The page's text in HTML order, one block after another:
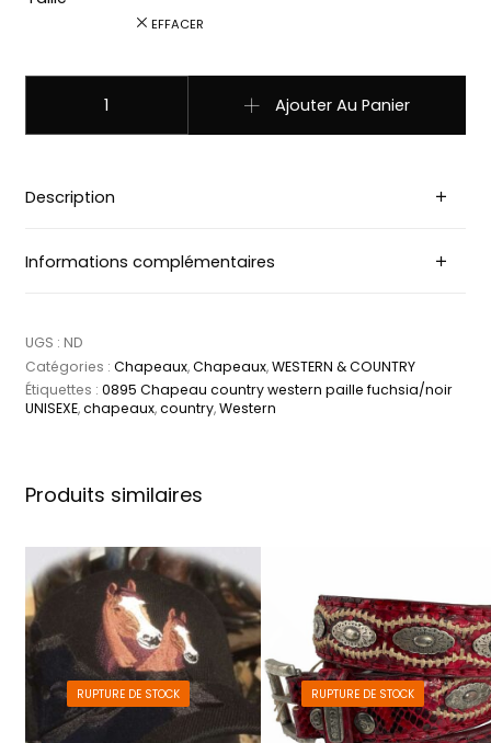
EFFACER
Ajouter Au Panier
Description
Informations complémentaires
UGS : ND
Catégories : Chapeaux,Chapeaux,WESTERN & COUNTRY
Étiquettes : 0895 Chapeau country western paille fuchsia/noir
UNISEXE,chapeaux,country,Western
Produits similaires
RUPTURE DE STOCK RUPTURE DE STOCK